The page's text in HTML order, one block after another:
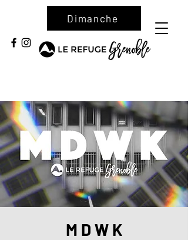
Dimanche
M D W K